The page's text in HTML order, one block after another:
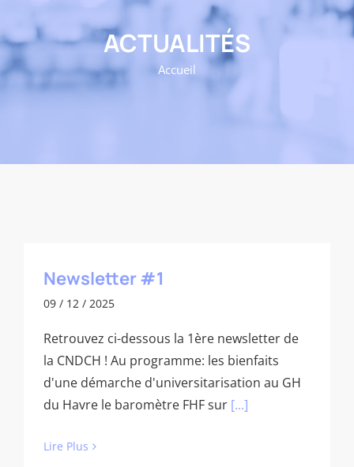
ACTUALITÉS
Accueil
Newsletter #1
09 / 12 / 2025
Retrouvez ci-dessous la 1ère newsletter de
la CNDCH ! Au programme: les bienfaits
d'une démarche d'universitarisation au GH
du Havre le baromètre FHF sur [...]
Lire Plus